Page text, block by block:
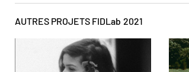
AUTRES PROJETS FIDLab 2021